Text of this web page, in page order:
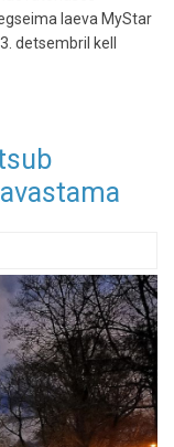
laeva MyStar
detsembril kell